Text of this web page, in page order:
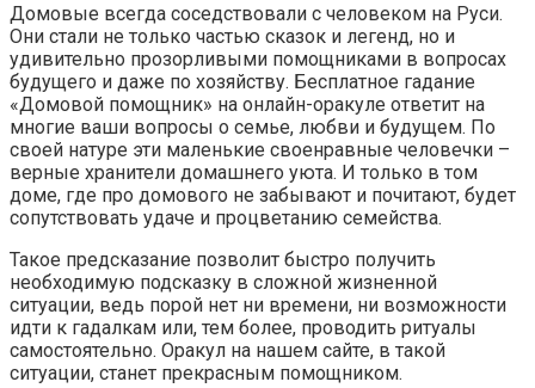
Домовые всегда соседствовали с человеком на Руси.
Они стали не только частью сказок и легенд, но и
удивительно прозорливыми помощниками в вопросах
будущего и даже по хозяйству. Бесплатное гадание
«Домовой помощник» на онлайн-оракуле ответит на
многие ваши вопросы о семье, любви и будущем. По
своей натуре эти маленькие своенравные человечки –
верные хранители домашнего уюта. И только в том
доме, где про домового не забывают и почитают, будет
сопутствовать удаче и процветанию семейства.
Такое предсказание позволит быстро получить
необходимую подсказку в сложной жизненной
ситуации, ведь порой нет ни времени, ни возможности
идти к гадалкам или, тем более, проводить ритуалы
самостоятельно. Оракул на нашем сайте, в такой
ситуации, станет прекрасным помощником.